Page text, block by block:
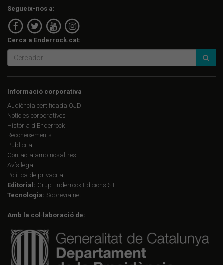
Segueix-nos a:
Cerca a Enderrock.cat:
Informació corporativa
Audiència certificada OJD
Notícies corporatives
Història d'Enderrock
Reconeixements
Publicitat
Contacta amb nosaltres
Avís legal
Política de privacitat
Editorial: Grup Enderrock Edicions S.L.
Tecnologia: Sobrevia.net
Amb la col·laboració de: